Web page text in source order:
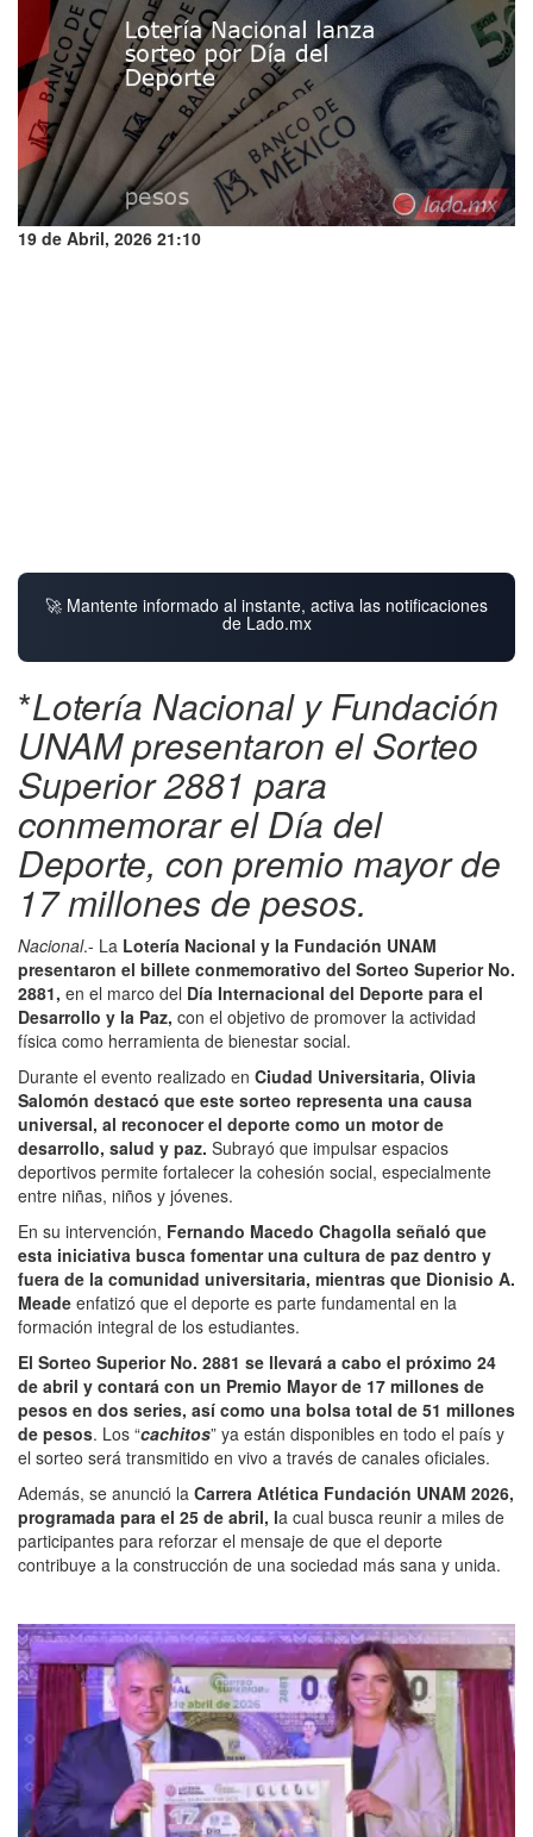
19 de Abril, 2026 21:10
🚀 Mantente informado al instante, activa las notificaciones
de Lado.mx
*Lotería Nacional y Fundación
UNAM presentaron el Sorteo
Superior 2881 para
conmemorar el Día del
Deporte, con premio mayor de
17 millones de pesos.
Nacional.- La Lotería Nacional y la Fundación UNAM
presentaron el billete conmemorativo del Sorteo Superior No.
2881, en el marco del Día Internacional del Deporte para el
Desarrollo y la Paz, con el objetivo de promover la actividad
física como herramienta de bienestar social.
Durante el evento realizado en Ciudad Universitaria, Olivia
Salomón destacó que este sorteo representa una causa
universal, al reconocer el deporte como un motor de
desarrollo, salud y paz. Subrayó que impulsar espacios
deportivos permite fortalecer la cohesión social, especialmente
entre niñas, niños y jóvenes.
En su intervención, Fernando Macedo Chagolla señaló que
esta iniciativa busca fomentar una cultura de paz dentro y
fuera de la comunidad universitaria, mientras que Dionisio A.
Meade enfatizó que el deporte es parte fundamental en la
formación integral de los estudiantes.
El Sorteo Superior No. 2881 se llevará a cabo el próximo 24
de abril y contará con un Premio Mayor de 17 millones de
pesos en dos series, así como una bolsa total de 51 millones
de pesos. Los “cachitos” ya están disponibles en todo el país y
el sorteo será transmitido en vivo a través de canales oficiales.
Además, se anunció la Carrera Atlética Fundación UNAM 2026,
programada para el 25 de abril, la cual busca reunir a miles de
participantes para reforzar el mensaje de que el deporte
contribuye a la construcción de una sociedad más sana y unida.